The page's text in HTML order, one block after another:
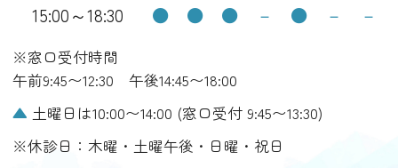
※窓口受付時間
午前9:45〜12:30 午後14:45〜18:00
▲ 土曜日は10:00〜14:00 (窓口受付 9:45〜13:30)
※休診日：木曜・土曜午後・日曜・祝日
15:00～18:30
● ● ● － ● － －